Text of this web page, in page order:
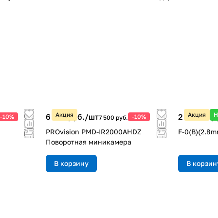
-10% Акция
6 750 руб./шт7 500 руб. -10%
PROvision PMD-IR2000AHDZ
Поворотная миникамера
В корзину
Акция
2 881.50
F-
В